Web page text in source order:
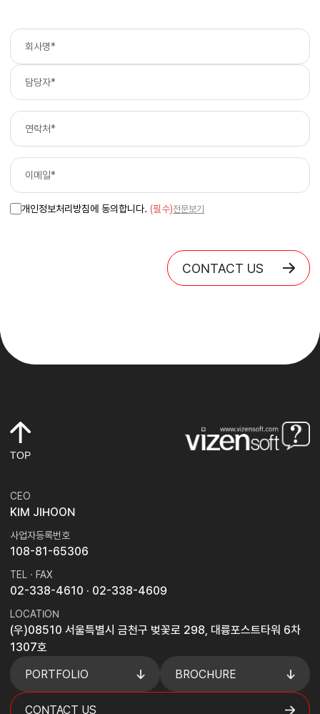
개인정보처리방침에 동의합니다. (필수)전문보기
CONTACT US
TOP
CEO
KIM JIHOON
사업자등록번호
108-81-65306
TEL · FAX
02-338-4610 · 02-338-4609
LOCATION
(우)08510 서울특별시 금천구 벚꽃로 298, 대륭포스트타워 6차
1307호
PORTFOLIO
BROCHURE
CONTACT US